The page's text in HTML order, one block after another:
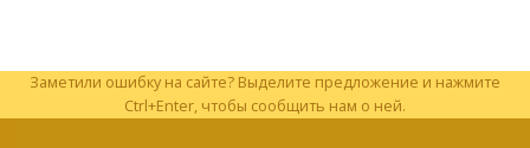
Заметили ошибку на сайте? Выделите предложение и нажмите
Ctrl+Enter, чтобы сообщить нам о ней.